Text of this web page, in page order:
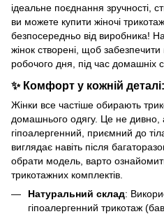
ідеальне поєднання зручності,
ви можете купити жіночі
безпосередньо від виробника!
жінок створені, щоб
робочого дня, під час домашніх
✨ Комфорт у кожній
Жінки все частіше обирають
домашнього одягу. Це не дивно,
гіпоалергенний, приємний до
виглядає навіть після
обрати модель, варто
трикотажних комплектів.
Натуральний склад:
гіпоалергенний трикотаж